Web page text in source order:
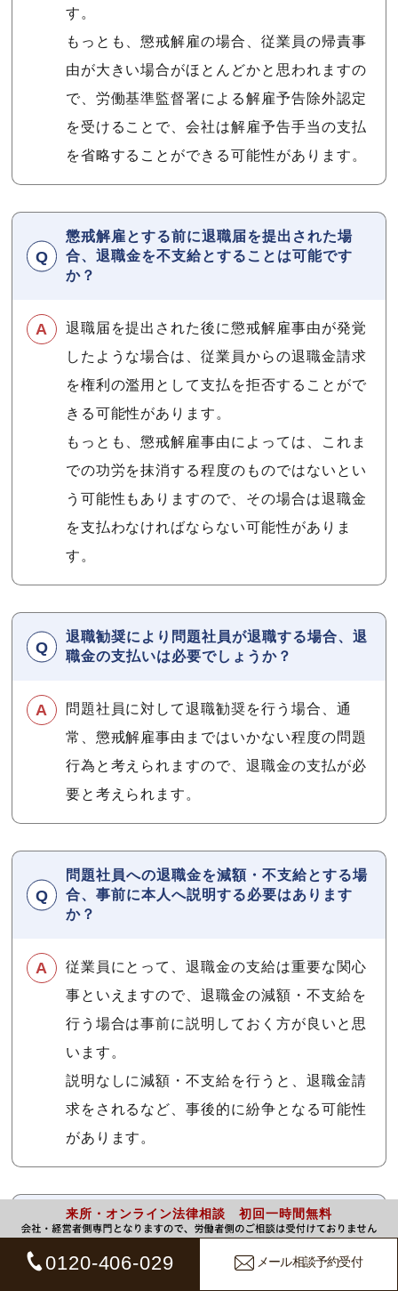
す。
もっとも、懲戒解雇の場合、従業員の帰責事
由が大きい場合がほとんどかと思われますの
で、労働基準監督署による解雇予告除外認定
を受けることで、会社は解雇予告手当の支払
を省略することができる可能性があります。
懲戒解雇とする前に退職届を提出された場
合、退職金を不支給とすることは可能です
か？
退職届を提出された後に懲戒解雇事由が発覚
したような場合は、従業員からの退職金請求
を権利の濫用として支払を拒否することがで
きる可能性があります。
もっとも、懲戒解雇事由によっては、これま
での功労を抹消する程度のものではないとい
う可能性もありますので、その場合は退職金
を支払わなければならない可能性がありま
す。
退職勧奨により問題社員が退職する場合、退
職金の支払いは必要でしょうか？
問題社員に対して退職勧奨を行う場合、通
常、懲戒解雇事由まではいかない程度の問題
行為と考えられますので、退職金の支払が必
要と考えられます。
問題社員への退職金を減額・不支給とする場
合、事前に本人へ説明する必要はあります
か？
従業員にとって、退職金の支給は重要な関心
事といえますので、退職金の減額・不支給を
行う場合は事前に説明しておく方が良いと思
います。
説明なしに減額・不支給を行うと、退職金請
求をされるなど、事後的に紛争となる可能性
があります。
問題社員に対し、会社が指導等を怠っていた
場合、退職金を不支給とすることは認められ
ますか？
来所・オンライン法律相談 初回一時間無料
0120-406-029 メール相談予約受付